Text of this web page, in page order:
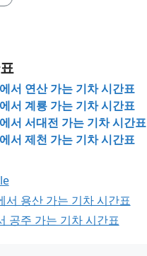
서 연산 가는 기차 시간표
서 계룡 가는 기차 시간표
서 서대전 가는 기차 시간표
서 제천 가는 기차 시간표
서 용산 가는 기차 시간표
공주 가는 기차 시간표